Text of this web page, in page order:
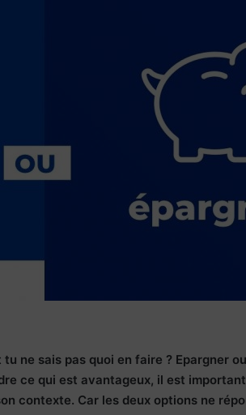
tu ne sais pas quoi en faire ? Epargner
ce qui est avantageux, il est
contexte. Car les deux options ne